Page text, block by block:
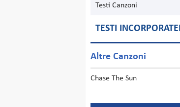
Testi Canzoni
TESTI
Altre Canzoni
Chase The Sun